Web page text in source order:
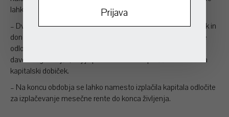
lahko odločite za enkratno dodatno vplačilo ali delna izplačila.
– Dvig prihrankov je po desetih letih neobdavčen. Svoj dobiček in
donose lahko vedno zaščitite z možnostjo “Lock-In”. Lahko se
odločite za možnost garancije na kapital. Naložbena polica je
davčno ugodnejša, saj je po desetih letih oproščena davka na
kapitalski dobiček.
– Na koncu obdobja se lahko namesto izplačila kapitala odločite
za izplačevanje mesečne rente do konca življenja.